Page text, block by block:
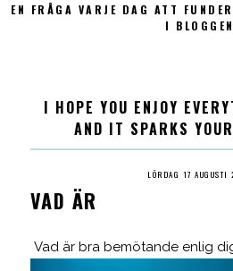
EN FRÅGA VARJE DAG ATT
I BLOGGEN
I HOPE YOU ENJOY
AND IT SPARKS
LÖRDAG 17 AUGUSTI
VAD ÄR
Vad är bra bemötande enlig